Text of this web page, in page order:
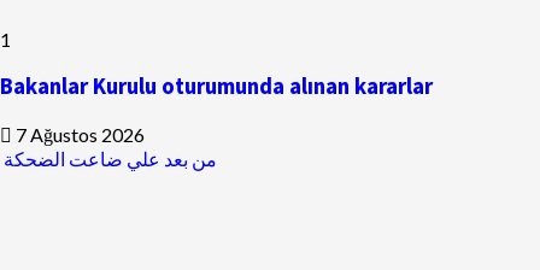
1
Bakanlar Kurulu oturumunda alınan kararlar
7 Ağustos 2026
من بعد علي ضاعت الضحكة